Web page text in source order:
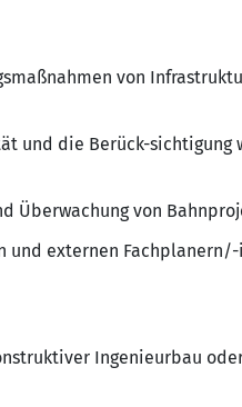
von
und die Berück-sichtigung
Überwachung von
externen Fachplanern/-
Ingenieurbau